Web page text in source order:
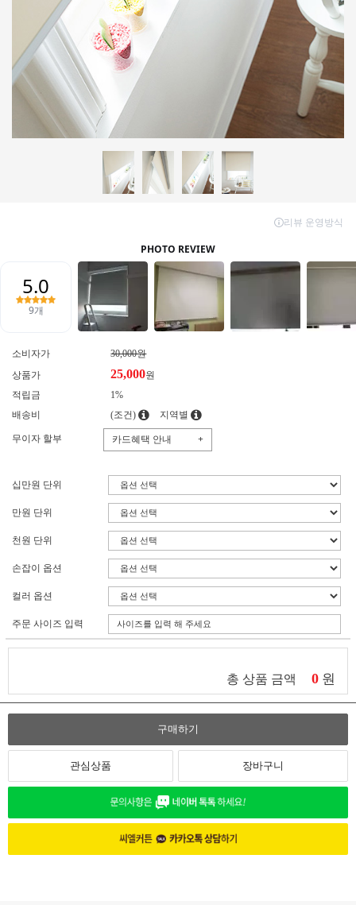
소비자가
30,000원
상품가
25,000원
적립금
1%
배송비
(조건) 지역별
무이자 할부 카드혜택 안내 +
십만원 단위
만원 단위
천원 단위
손잡이 옵션
컬러 옵션
주문 사이즈 입력
총 상품 금액 0 원
구매하기
관심상품 장바구니